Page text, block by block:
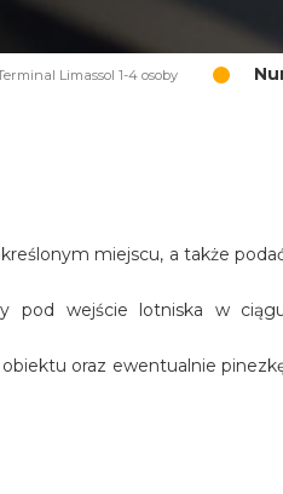
Limassol 1-4 osoby
miejscu, a także
pod wejście lotniska w
oraz ewentualnie